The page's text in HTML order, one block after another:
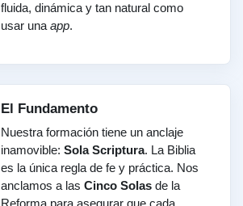
fluida, dinámica y tan natural como
usar una app.
El Fundamento
Nuestra formación tiene un anclaje
inamovible: Sola Scriptura. La Biblia
es la única regla de fe y práctica. Nos
anclamos a las Cinco Solas de la
Reforma para asegurar que cada